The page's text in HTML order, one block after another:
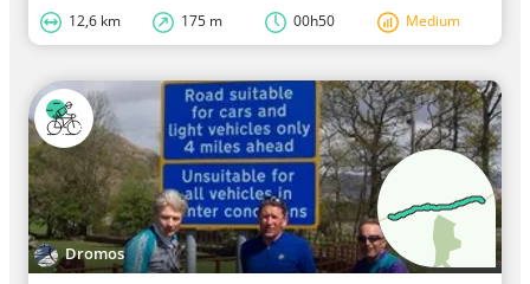
12,6 km 175 m 00h50 Medium
Dromos